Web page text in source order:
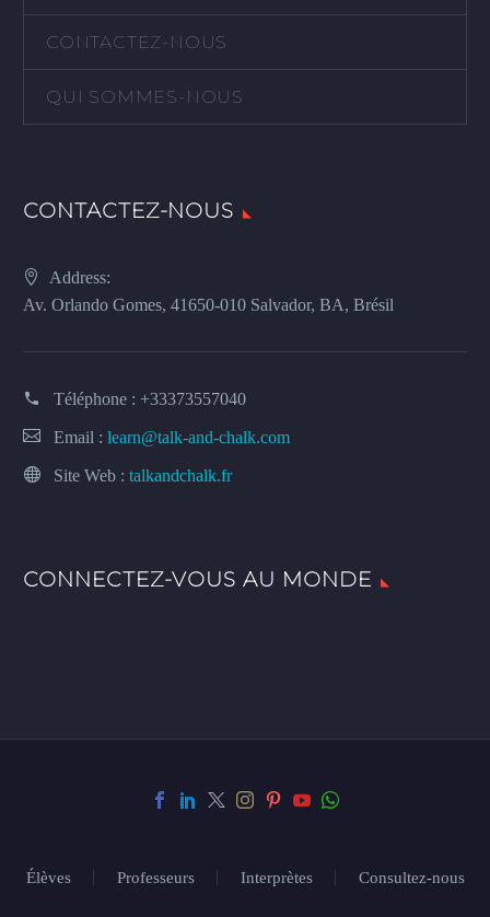
CONTACTEZ-NOUS
QUI SOMMES-NOUS
CONTACTEZ-NOUS
Address:
Av. Orlando Gomes, 41650-010 Salvador, BA, Brésil
Téléphone : +33373557040
Email : learn@talk-and-chalk.com
Site Web : talkandchalk.fr
CONNECTEZ-VOUS AU MONDE
Élèves Professeurs Interprètes Consultez-nous